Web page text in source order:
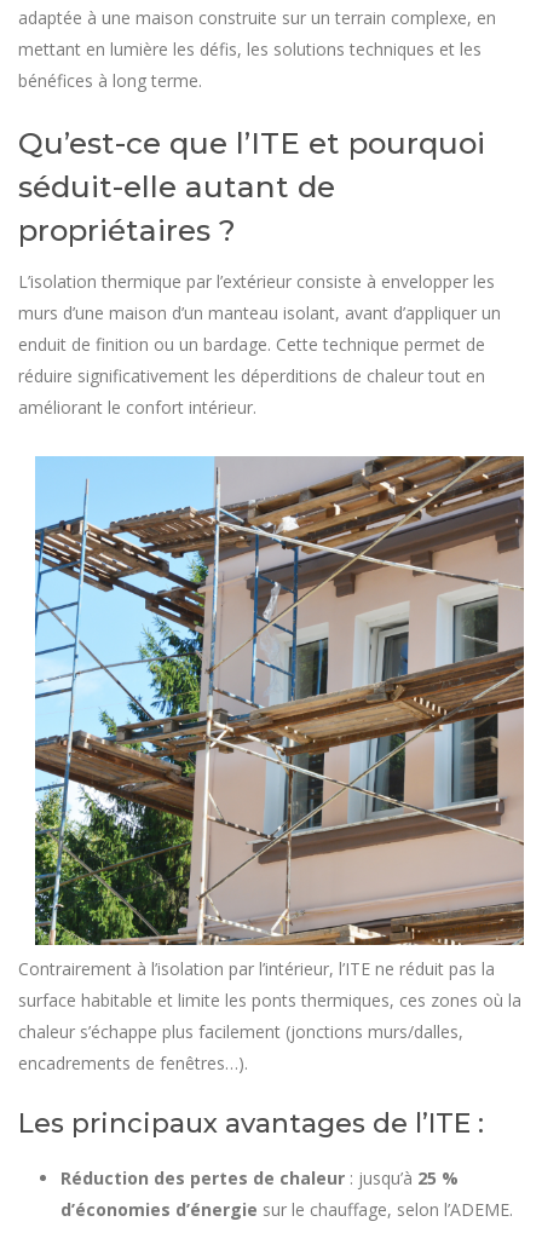
adaptée à une maison construite sur un terrain complexe, en
mettant en lumière les défis, les solutions techniques et les
bénéfices à long terme.
Qu’est-ce que l’ITE et pourquoi
séduit-elle autant de
propriétaires ?
L’isolation thermique par l’extérieur consiste à envelopper les
murs d’une maison d’un manteau isolant, avant d’appliquer un
enduit de finition ou un bardage. Cette technique permet de
réduire significativement les déperditions de chaleur tout en
améliorant le confort intérieur.
Contrairement à l’isolation par l’intérieur, l’ITE ne réduit pas la
surface habitable et limite les ponts thermiques, ces zones où la
chaleur s’échappe plus facilement (jonctions murs/dalles,
encadrements de fenêtres…).
Les principaux avantages de l’ITE :
Réduction des pertes de chaleur : jusqu’à 25 %
d’économies d’énergie sur le chauffage, selon l’ADEME.